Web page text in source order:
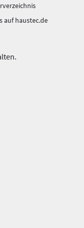
auf haustec.de